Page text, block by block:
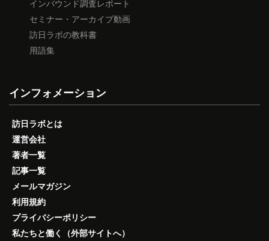
インバウンド調査レポート
セミナー・アーカイブ動画
訪日ラボの教科書
用語集
インフォメーション
訪日ラボとは
運営会社
著者一覧
記事一覧
メールマガジン
利用規約
プライバシーポリシー
私たちと働く（外部サイトへ）